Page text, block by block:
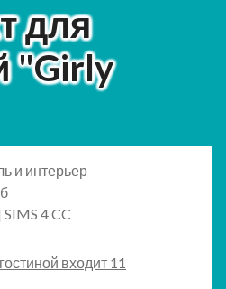
для
"Girly
и интерьер
4 CC
входит 11